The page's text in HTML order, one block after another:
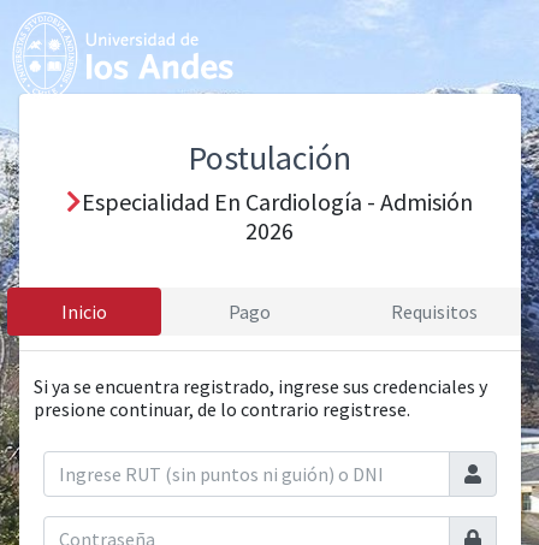
Postulación
Especialidad En Cardiología - Admisión
2026
Inicio Pago Requisitos
Si ya se encuentra registrado, ingrese sus credenciales y
presione continuar, de lo contrario registrese.